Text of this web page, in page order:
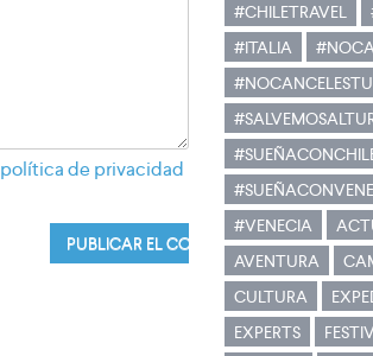
política de privacidad
#CHILETRAVEL
#ITALIA
#VENECIA
AVENTURA
CULTURA
EXPERTS